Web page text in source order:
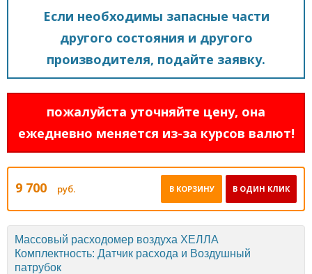
Если необходимы запасные части
другого состояния и другого
производителя, подайте заявку.
пожалуйста уточняйте цену, она
ежедневно меняется из-за курсов валют!
9 700 руб. В ОДИН КЛИК
В КОРЗИНУ
Массовый расходомер воздуха ХЕЛЛА
Комплектность: Датчик расхода и Воздушный
патрубок